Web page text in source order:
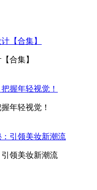
合集】
年轻视觉！
领美妆新潮流